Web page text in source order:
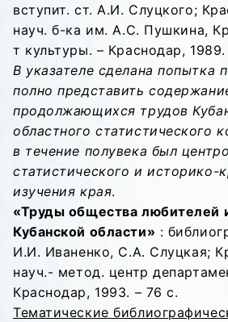
вступит. ст. А.И. Слуцкого;
науч. б-ка им. А.С. Пушкина,
т культуры. – Краснодар,
В указателе сделана попытка
полно представить
продолжающихся трудов
областного статистического
в течение полувека был
статистического и историко-
изучения края.
«Труды общества любителей
Кубанской области» :
И.И. Иваненко, С.А. Слуцкая;
науч.- метод. центр
Краснодар, 1993. – 76 с.
Тематические